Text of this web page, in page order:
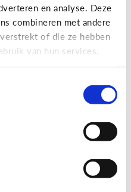
en analyse. Deze
combineren met andere
of die ze hebben
van hun services.
te praten